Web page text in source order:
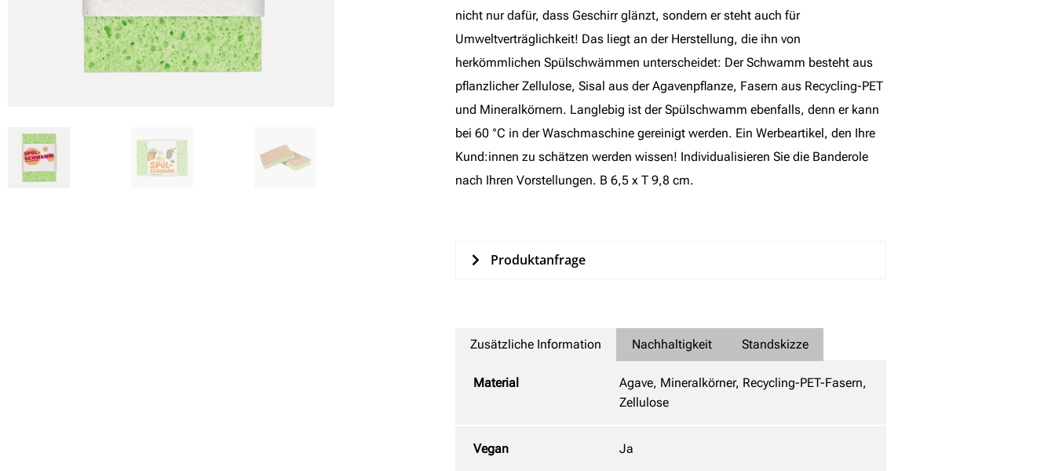
nicht nur dafür, dass Geschirr glänzt, sondern er steht auch für
Umweltverträglichkeit! Das liegt an der Herstellung, die ihn von
herkömmlichen Spülschwämmen unterscheidet: Der Schwamm besteht aus
pflanzlicher Zellulose, Sisal aus der Agavenpflanze, Fasern aus Recycling-PET
und Mineralkörnern. Langlebig ist der Spülschwamm ebenfalls, denn er kann
bei 60 °C in der Waschmaschine gereinigt werden. Ein Werbeartikel, den Ihre
Kund:innen zu schätzen werden wissen! Individualisieren Sie die Banderole
nach Ihren Vorstellungen. B 6,5 x T 9,8 cm.
Produktanfrage
Zusätzliche Information Nachhaltigkeit Standskizze
Material
Agave, Mineralkörner, Recycling-PET-Fasern,
Zellulose
Vegan Ja